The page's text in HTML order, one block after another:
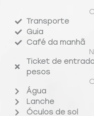
Transporte
Guia
Café da manhã
Ticket de
pesos
Água
Lanche
Óculos de sol